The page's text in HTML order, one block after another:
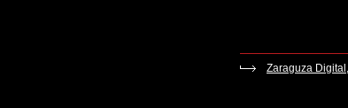
Zaraguza Digital